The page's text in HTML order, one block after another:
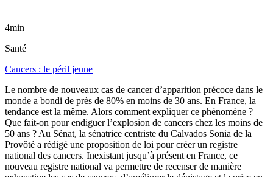
4min
Santé
Cancers : le péril jeune
Le nombre de nouveaux cas de cancer d’apparition précoce dans le
monde a bondi de près de 80% en moins de 30 ans. En France, la
tendance est la même. Alors comment expliquer ce phénomène ?
Que fait-on pour endiguer l’explosion de cancers chez les moins de
50 ans ? Au Sénat, la sénatrice centriste du Calvados Sonia de la
Provôté a rédigé une proposition de loi pour créer un registre
national des cancers. Inexistant jusqu’à présent en France, ce
nouveau registre national va permettre de recenser de manière